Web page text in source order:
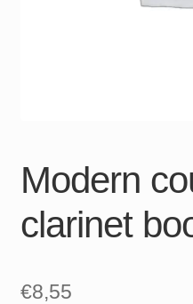
Modern
clarinet
€8,55